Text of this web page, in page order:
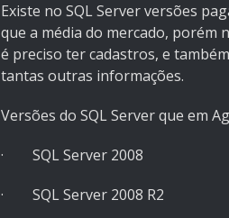
Existe no SQL Server versões
que a média do mercado, porém
é preciso ter cadastros, e
tantas outras informações.
Versões do SQL Server que em
· SQL Server 2008
· SQL Server 2008 R2